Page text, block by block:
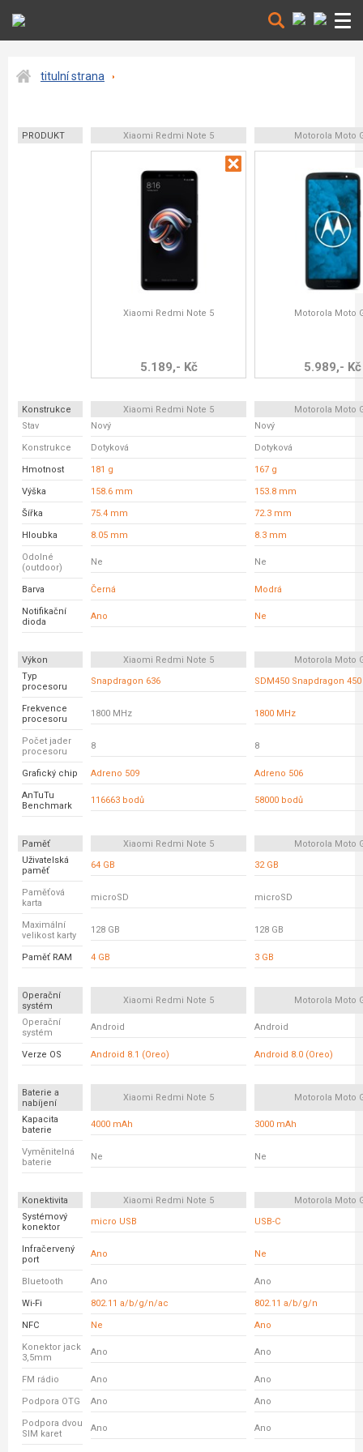
titulní strana
PRODUKT Xiaomi Redmi Note 5 Motorola Moto
Xiaomi Redmi Note 5
5.189,- Kč
Motorola Moto
5.989,- Kč
Konstrukce Xiaomi Redmi Note 5
Motorola Moto
Stav
Nový Nový
Konstrukce Dotyková Dotyková
Hmotnost 181 g 167 g
Výška 158.6 mm 153.8 mm
Šířka 75.4 mm 72.3 mm
Hloubka 8.05 mm 8.3 mm
Odolné
(outdoor)
Ne Ne
Barva Černá Modrá
Notifikační
dioda
Ano Ne
Výkon Xiaomi Redmi Note 5
Motorola Moto
Typ
procesoru
Snapdragon 636 SDM450 Snapdragon 450
Frekvence
procesoru
1800 MHz 1800 MHz
Počet jader
procesoru
8 8
Grafický chip Adreno 509 Adreno 506
AnTuTu
Benchmark
116663 bodů 58000 bodů
Paměť Xiaomi Redmi Note 5
Motorola Moto
Uživatelská
paměť
64 GB 32 GB
Paměťová
karta
microSD microSD
Maximální
velikost karty
128 GB 128 GB
Paměť RAM 4 GB 3 GB
Operační
systém
Xiaomi Redmi Note 5 Motorola Moto
Operační
systém
Android Android
Verze OS Android 8.1 (Oreo) Android 8.0 (Oreo)
Baterie a
nabíjení
Xiaomi Redmi Note 5 Motorola Moto
Kapacita
baterie
4000 mAh 3000 mAh
Vyměnitelná
baterie
Ne Ne
Konektivita Xiaomi Redmi Note 5
Motorola Moto
Systémový
konektor
micro USB USB-C
Infračervený
port
Ano Ne
Bluetooth Ano Ano
Wi-Fi 802.11 a/b/g/n/ac 802.11 a/b/g/n
NFC Ne Ano
Konektor jack
3,5mm
Ano Ano
FM rádio Ano Ano
Podpora OTG Ano Ano
Podpora dvou
SIM karet
Ano Ano